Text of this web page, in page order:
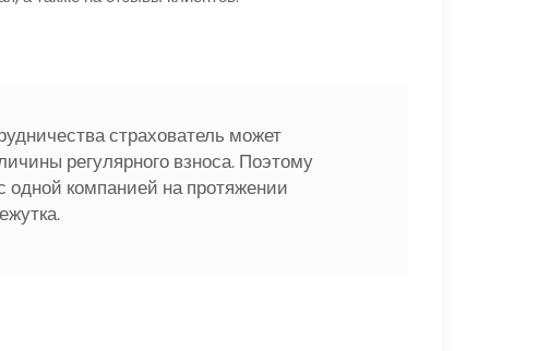
страхователь может
регулярного взноса. Поэтому
одной компанией на протяжении